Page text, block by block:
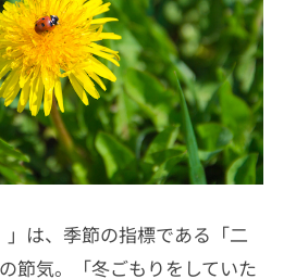
」は、季節の指標である「二
節気。「冬ごもりをしていた